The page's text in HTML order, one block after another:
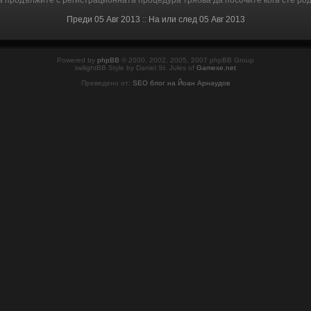
Преди 05 Авг 2013 :: На или след 05 Авг 2013
Powered by phpBB © 2000, 2002, 2005, 2007 phpBB Group
twilightBB Style by Daniel St. Jules of Gamexe.net
Преведено от: SEO блог на Йоан Арнаудов